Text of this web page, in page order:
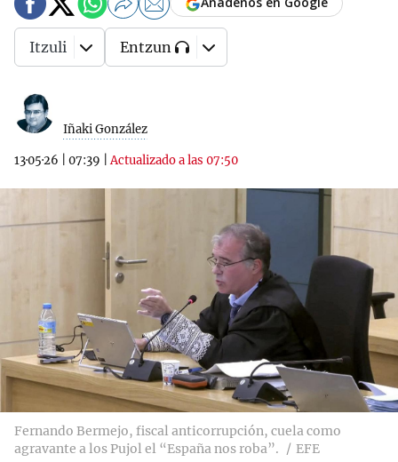
Iñaki González
13·05·26 07:39 |Actualizado a las 07:50
Itzuli Entzun
Fernando Bermejo, fiscal anticorrupción, cuela como
agravante a los Pujol el “España nos roba”.
EFE